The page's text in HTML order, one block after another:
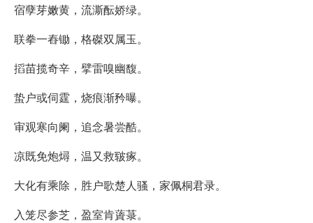
宿孽芽嫩黄，流澌酝娇绿。
联拳一舂锄，格磔双属玉。
搯苗揽奇辛，擘雷嗅幽馥。
蛰户或伺霆，烧痕渐矜曝。
审观寒向阑，追念暑尝酷。
凉既免炮燖，温又救皲瘃。
大化有乘除，胜户歌楚人骚，家佩桐君录。
入笼尽参芝，盈室肯薋菉。